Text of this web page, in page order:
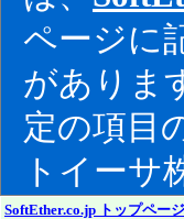
ページに
がありま
定の項目
トイーサ
SoftEther.co.jp トップページ